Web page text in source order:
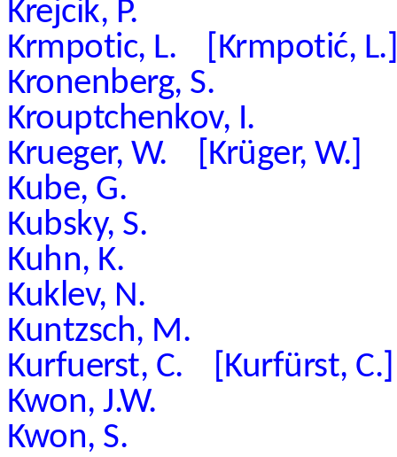
Krejcik, P.
Krmpotic, L. [Krmpotić, L.]
Kronenberg, S.
Krouptchenkov, I.
Krueger, W. [Krüger, W.]
Kube, G.
Kubsky, S.
Kuhn, K.
Kuklev, N.
Kuntzsch, M.
Kurfuerst, C. [Kurfürst, C.]
Kwon, J.W.
Kwon, S.